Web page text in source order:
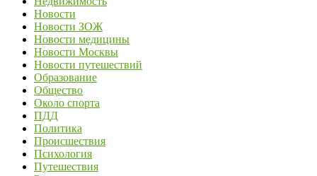
Новости
Новости ЗОЖ
Новости медицины
Новости Москвы
Новости путешествий
Образование
Общество
Около спорта
ПДД
Политика
Происшествия
Психология
Путешествия